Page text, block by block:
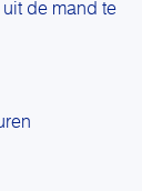
de mand te